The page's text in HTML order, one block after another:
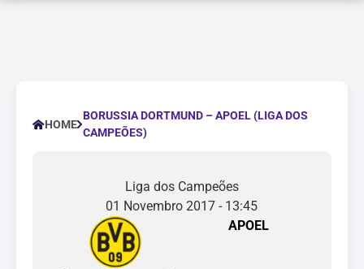
HOME
BORUSSIA DORTMUND – APOEL (LIGA DOS
CAMPEÕES)
Liga dos Campeões
01 Novembro 2017 - 13:45
APOEL